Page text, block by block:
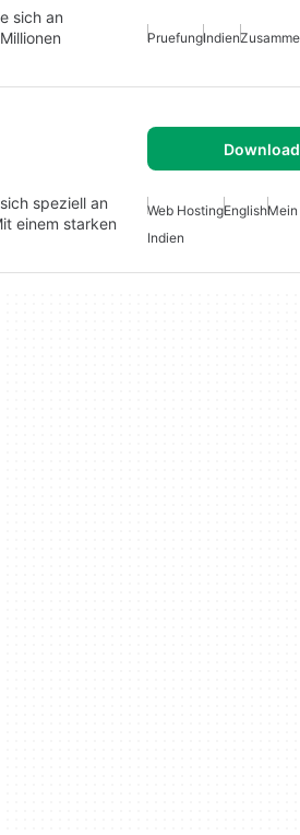
sich an
PruefungIndien
speziell an
einem starken
Web HostingEnglishMein
Indien